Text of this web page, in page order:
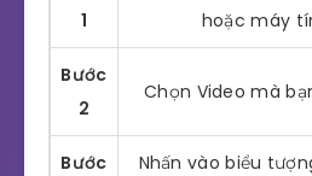
1
hoặc máy
Bước
2
Chọn Video mà
Bước
Nhấn vào biểu